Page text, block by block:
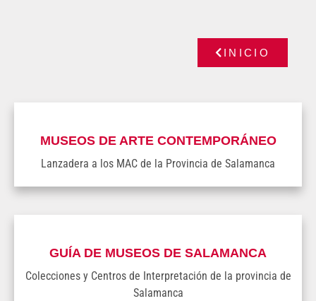
INICIO
MUSEOS DE ARTE CONTEMPORÁNEO
Lanzadera a los MAC de la Provincia de Salamanca
GUÍA DE MUSEOS DE SALAMANCA
Colecciones y Centros de Interpretación de la provincia de
Salamanca